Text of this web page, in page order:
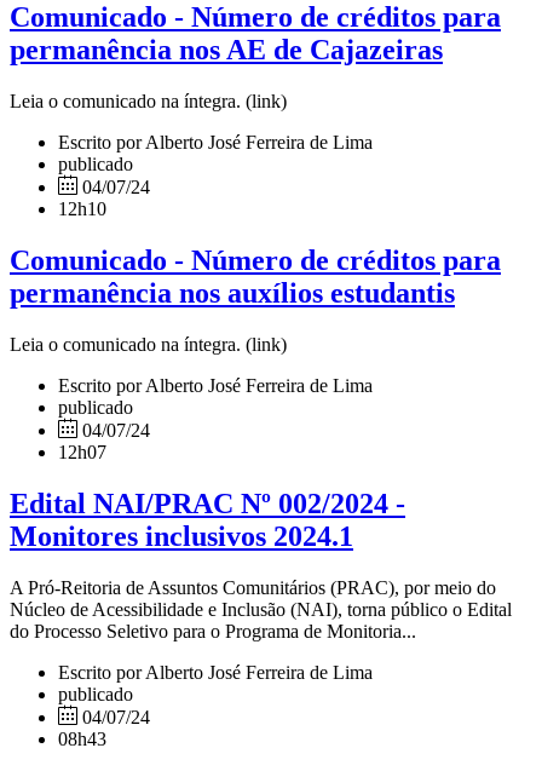
Comunicado - Número de créditos para
permanência nos AE de Cajazeiras
Leia o comunicado na íntegra. (link)
Escrito por Alberto José Ferreira de Lima
publicado
04/07/24
12h10
Comunicado - Número de créditos para
permanência nos auxílios estudantis
Leia o comunicado na íntegra. (link)
Escrito por Alberto José Ferreira de Lima
publicado
04/07/24
12h07
Edital NAI/PRAC Nº 002/2024 -
Monitores inclusivos 2024.1
A Pró-Reitoria de Assuntos Comunitários (PRAC), por meio do
Núcleo de Acessibilidade e Inclusão (NAI), torna público o Edital
do Processo Seletivo para o Programa de Monitoria...
Escrito por Alberto José Ferreira de Lima
publicado
04/07/24
08h43